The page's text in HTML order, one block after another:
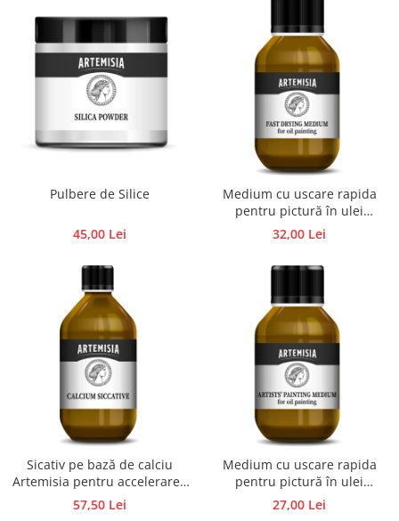
Pulbere de Silice
45,00 Lei
Medium cu uscare rapida
pentru pictură în ulei
Artemisia
32,00 Lei
Sicativ pe bază de calciu
Artemisia pentru accelerarea
uscării vopselelor în ulei
57,50 Lei
Medium cu uscare rapida
pentru pictură în ulei
Artemisia 100 ml
27,00 Lei